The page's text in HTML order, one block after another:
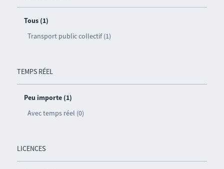
Tous (1)
Transport public collectif (1)
TEMPS RÉEL
Peu importe (1)
Avec temps réel (0)
LICENCES